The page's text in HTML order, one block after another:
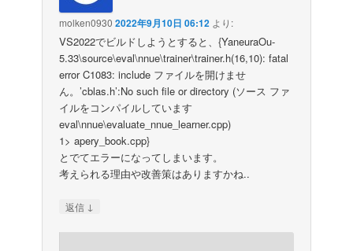
molken0930 2022年9月10日 06:12 より:
VS2022でビルドしようとすると、{YaneuraOu-
5.33\source\eval\nnue\trainer\trainer.h(16,10): fatal
error C1083: include ファイルを開けませ
ん。’cblas.h’:No such file or directory (ソース ファ
イルをコンパイルしています
eval\nnue\evaluate_nnue_learner.cpp)
1> apery_book.cpp}
とでてエラーになってしまいます。
考えられる理由や改善策はありますかね..
返信 ↓